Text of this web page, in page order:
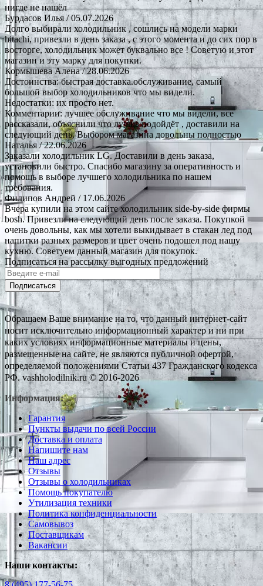
нигде не нашёл
Бурдасов Илья/ 05.07.2026
Долго выбирали холодильник , сошлись на модели марки
hitachi, привезли в день заказа , с этого момента и до сих пор в
восторге, холодильник может буквально все ! Советую и этот
магазин и эту марку для покупки.
Кормышева Алена/ 28.06.2026
Достоинства: быстрая доставка.обслуживание, самый
большой выбор холодильников что мы видели.
Недостатки: их просто нет.
Комментарии: лучшее обслуживание что мы видели, все
рассказали, объяснили что лучше подойдёт , доставили на
следующий день. Выбором магазина довольны полностью
Наталья/ 22.06.2026
Заказали холодильник LG. Доставили в день заказа,
установили быстро. Спасибо магазину за оперативность и
помощь в выборе лучшего холодильника по нашем
требования.
Филипов Андрей / 17.06.2026
Вчера купили на этом сайте холодильник side-by-side фирмы
bosh. Привезли на следующий день после заказа. Покупкой
очень довольны, как мы хотели выкидывает в стакан лед под
напитки разных размеров и цвет очень подошел под нашу
кухню. Советуем данный магазин для покупок.
Подписаться на рассылку выгодных предложений
Подписаться
Обращаем Ваше внимание на то, что данный интернет-сайт
носит исключительно информационный характер и ни при
каких условиях информационные материалы и цены,
размещенные на сайте, не являются публичной офертой,
определяемой положениями Статьи 437 Гражданского кодекса
РФ. vashholodilnik.ru © 2016-2026
Информация:
Гарантия
Пункты выдачи по всей России
Доставка и оплата
Напишите нам
Наш адрес
Отзывы
Отзывы о холодильниках
Помощь покупателю
Утилизация техники
Политика конфиденциальности
Самовывоз
Поставщикам
Вакансии
Наши контакты: